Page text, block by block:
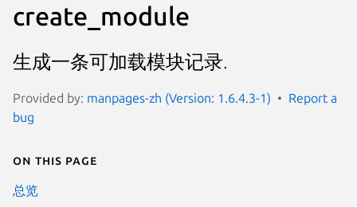
create_module
生成一条可加载模块记录.
Provided by: manpages-zh (Version: 1.6.4.3-1)
Report a
bug
On this page
总览